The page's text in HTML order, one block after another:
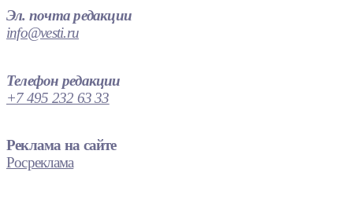
Эл. почта редакции
info@vesti.ru
Телефон редакции
+7 495 232 63 33
Реклама на сайте
Росреклама